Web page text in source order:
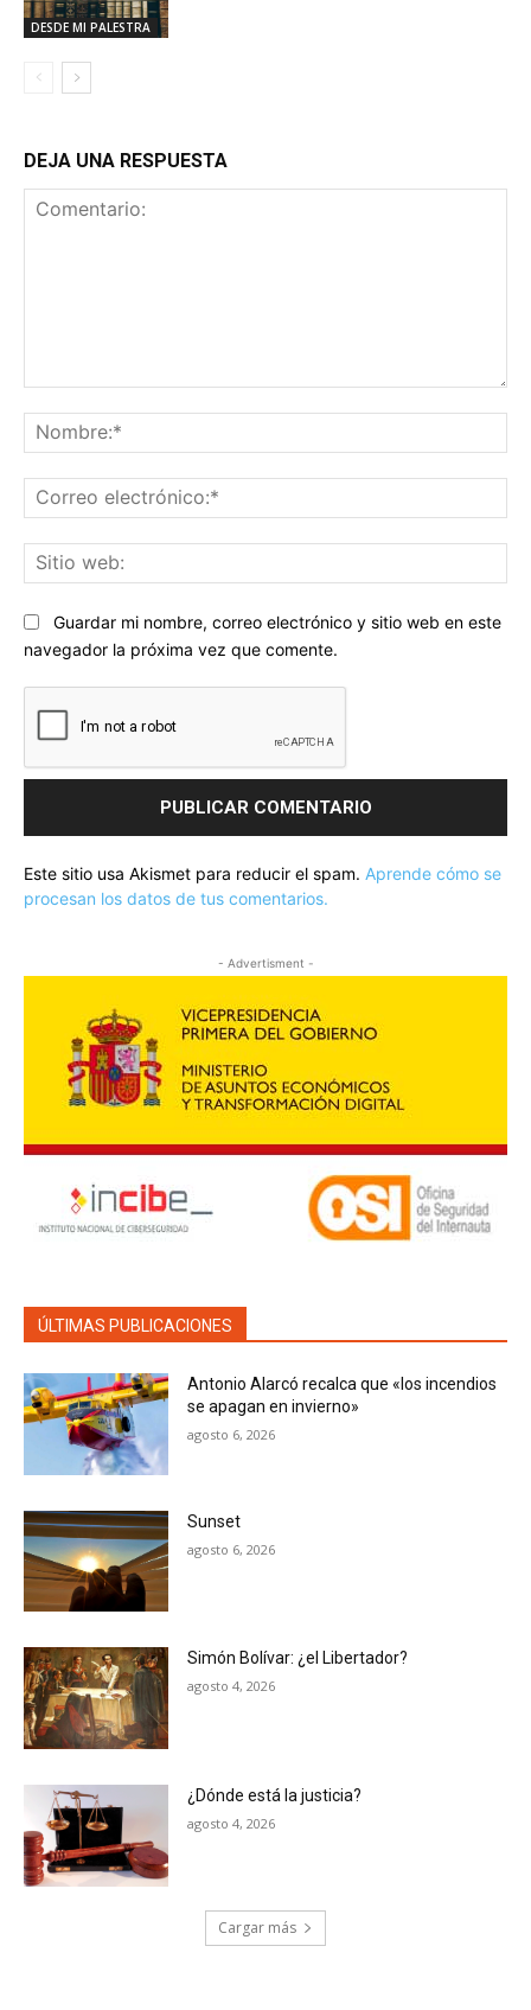
DESDE MI PALESTRA
DEJA UNA RESPUESTA
Guardar mi nombre, correo electrónico y sitio web en este
navegador la próxima vez que comente.
Este sitio usa Akismet para reducir el spam. Aprende cómo se
procesan los datos de tus comentarios.
- Advertisment -
ÚLTIMAS PUBLICACIONES
Antonio Alarcó recalca que «los incendios
se apagan en invierno»
agosto 6, 2026
Sunset
agosto 6, 2026
Simón Bolívar: ¿el Libertador?
agosto 4, 2026
¿Dónde está la justicia?
agosto 4, 2026
Cargar más